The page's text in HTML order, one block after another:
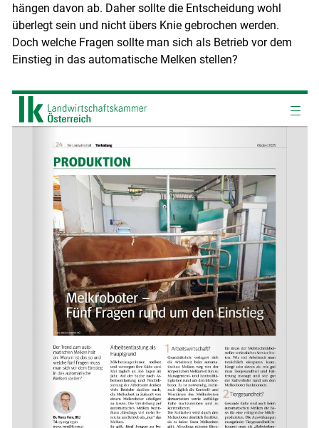
hängen davon ab. Daher sollte die Entscheidung wohl
überlegt sein und nicht übers Knie gebrochen werden.
Doch welche Fragen sollte man sich als Betrieb vor dem
Einstieg in das automatische Melken stellen?